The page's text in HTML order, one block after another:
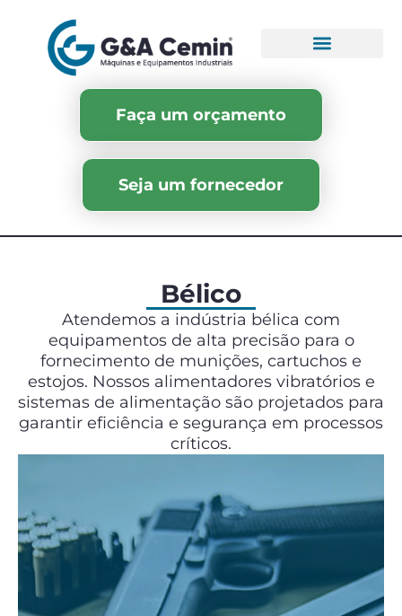
Faça um orçamento
Seja um fornecedor
Bélico
Atendemos a indústria bélica com
equipamentos de alta precisão para o
fornecimento de munições, cartuchos e
estojos. Nossos alimentadores vibratórios e
sistemas de alimentação são projetados para
garantir eficiência e segurança em processos
críticos.